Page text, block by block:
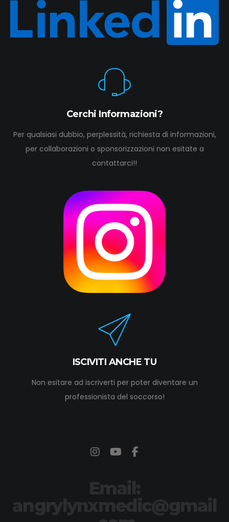
Cerchi Informazioni?
Per qualsiasi dubbio, perplessità, richiesta di informazioni,
per collaborazioni o sponsorizzazioni non esitate a
contattarci!!
ISCIVITI ANCHE TU
Non esitare ad iscriverti per poter diventare un
professionista del soccorso!
angrylynxmedic@gmail